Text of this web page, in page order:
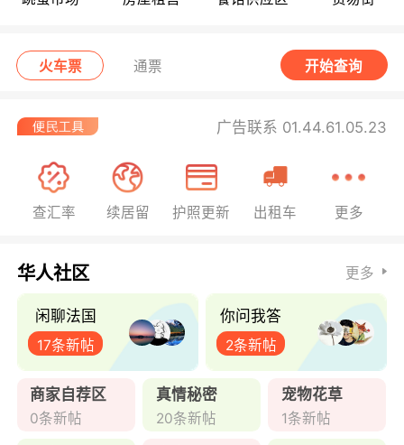
火车票 通票 开始查询
广告联系 01.44.61.05.23
查汇率 续居留 护照更新 出租车 更多
华人社区 更多
闲聊法国
17条新帖
你问我答
2条新帖
商家自荐区
0条新帖
真情秘密
20条新帖
宠物花草
1条新帖